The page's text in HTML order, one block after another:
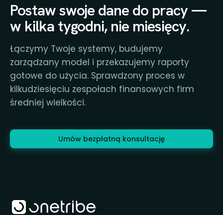
Postaw swoje dane do pracy —
w kilka tygodni, nie miesięcy.
Łączymy Twoje systemy, budujemy
zarządzany model i przekazujemy raporty
gotowe do użycia. Sprawdzony proces w
kilkudziesięciu zespołach finansowych firm
średniej wielkości.
Umów bezpłatną konsultację